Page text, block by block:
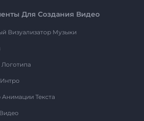
Для Создания Видео
Визуализатор Музыки
Анимации Текста